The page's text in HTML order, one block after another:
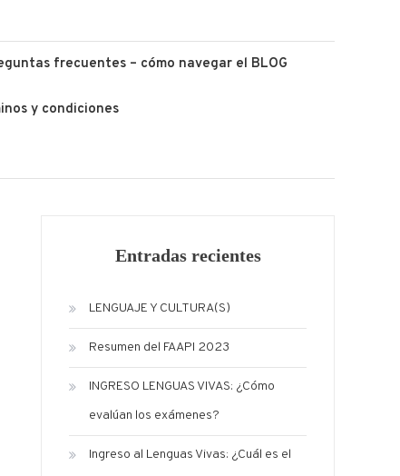
frecuentes – cómo navegar el BLOG
y condiciones
Entradas recientes
LENGUAJE Y CULTURA(S)
Resumen del FAAPI 2023
INGRESO LENGUAS VIVAS: ¿Cómo
evalúan los exámenes?
Ingreso al Lenguas Vivas: ¿Cuál es el